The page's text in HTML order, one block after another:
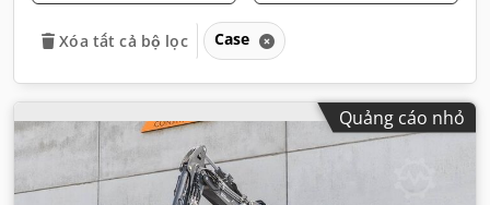
Xóa tất cả bộ lọc Case
Quảng cáo nhỏ